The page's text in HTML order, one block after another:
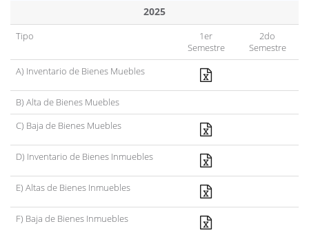
2025
Tipo
1er
Semestre
2do
Semestre
A) Inventario de Bienes Muebles
B) Alta de Bienes Muebles
C) Baja de Bienes Muebles
D) Inventario de Bienes Inmuebles
E) Altas de Bienes Inmuebles
F) Baja de Bienes Inmuebles